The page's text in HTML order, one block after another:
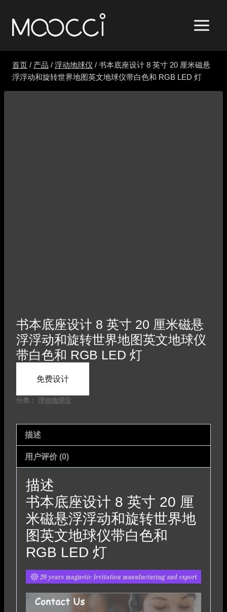
容
首页 / 产品 / 浮动地球仪 / 书本底座设计 8 英寸 20 厘米磁悬
浮浮动和旋转世界地图英文地球仪带白色和 RGB LED 灯
书本底座设计 8 英寸 20 厘米磁悬
浮浮动和旋转世界地图英文地球仪
带白色和 RGB LED 灯
免费设计
分类： 浮动地球仪
描述
用户评价 (0)
描述
书本底座设计 8 英寸 20 厘
米磁悬浮浮动和旋转世界地
图英文地球仪带白色和
RGB LED 灯